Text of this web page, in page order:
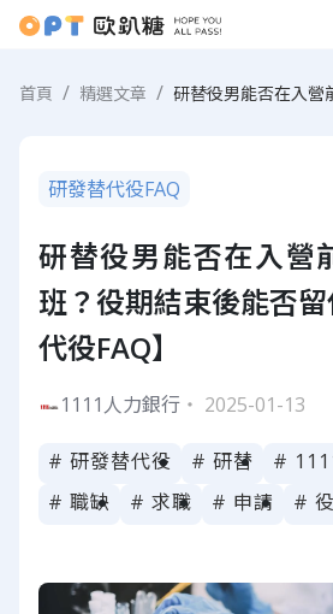
首頁 精選文章
研發替代役FAQ
研替役男能否在入營
班？役期結束後能否
代役FAQ】
1111人力銀行 ・ 2025-01-13
# 研發替代役 # 研替
#
# 職缺
# 求職 # 申請 #